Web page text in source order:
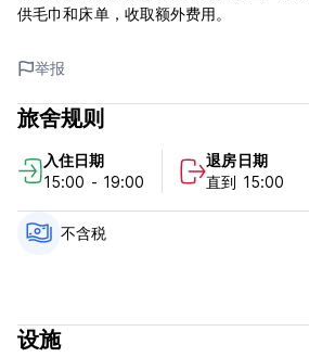
供毛巾和床单，收取额外费用。
举报
旅舍规则
入住日期
15:00 - 19:00
退房日期
直到 15:00
不含税
设施